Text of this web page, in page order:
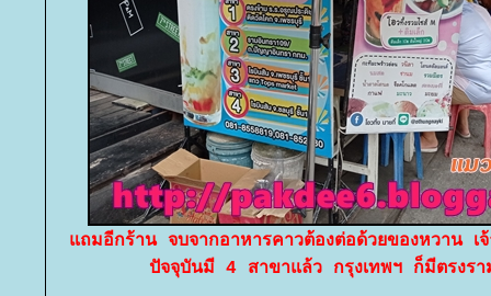
ถมอีกร้าน จบจากอาหารคาวต้องต่อด้วยของหวาน เจ้
ปัจจุบันมี 4 สาขาแล้ว กรุงเทพฯ ก็มีตรงร